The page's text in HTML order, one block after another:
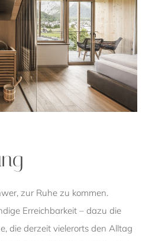
zur Ruhe zu kommen.
Erreichbarkeit – dazu die
die derzeit vielerorts den Alltag